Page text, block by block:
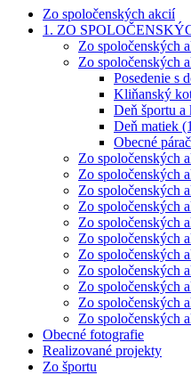
Zo spoločenských akcií
1. ZO
Zo spoločenských
Zo spoločenských
Posedenie s
Kliňanský
Deň športu
Deň matiek
Obecné
Zo spoločenských
Zo spoločenských
Zo spoločenských
Zo spoločenských
Zo spoločenských
Zo spoločenských
Zo spoločenských
Zo spoločenských
Zo spoločenských
Zo spoločenských
Zo spoločenských
Obecné fotografie
Realizované projekty
Zo športu